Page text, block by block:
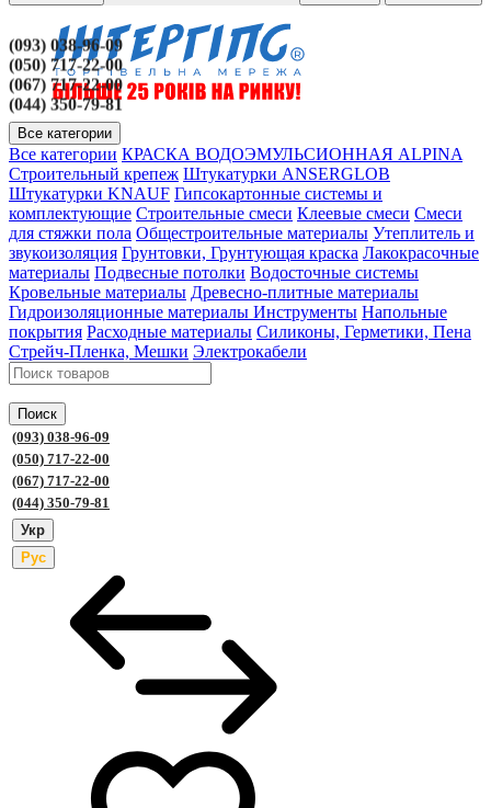
(093) 038-96-09
(050) 717-22-00
(067) 717-22-00
(044) 350-79-81
Все категории
Все категории КРАСКА ВОДОЭМУЛЬСИОННАЯ ALPINA
Строительный крепеж Штукатурки ANSERGLOB
Штукатурки KNAUF Гипсокартонные системы и
комплектующие Строительные смеси Клеевые смеси Смеси
для стяжки пола Общестроительные материалы Утеплитель и
звукоизоляция Грунтовки, Грунтующая краска Лакокрасочные
материалы Подвесные потолки Водосточные системы
Кровельные материалы Древесно-плитные материалы
Гидроизоляционные материалы Инструменты Напольные
покрытия Расходные материалы Силиконы, Герметики, Пена
Стрейч-Пленка, Мешки Электрокабели
Поиск
(093) 038-96-09
(050) 717-22-00
(067) 717-22-00
(044) 350-79-81
Укр
Рус